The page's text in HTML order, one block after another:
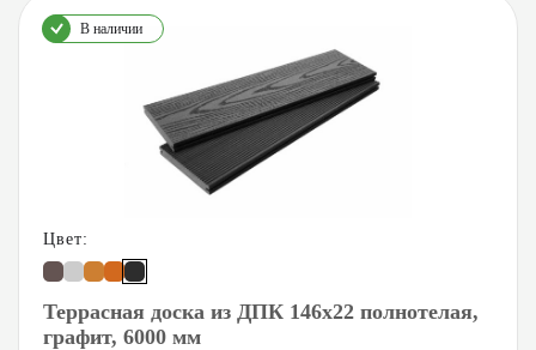
В наличии
Цвет:
Террасная доска из ДПК 146х22 полнотелая,
графит, 6000 мм